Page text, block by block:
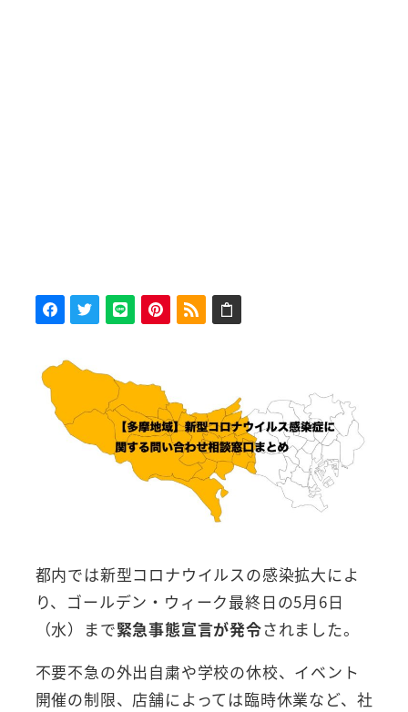
都内では新型コロナウイルスの感染拡大によ
り、ゴールデン・ウィーク最終日の5月6日
（水）まで緊急事態宣言が発令されました。
不要不急の外出自粛や学校の休校、イベント
開催の制限、店舗によっては臨時休業など、社